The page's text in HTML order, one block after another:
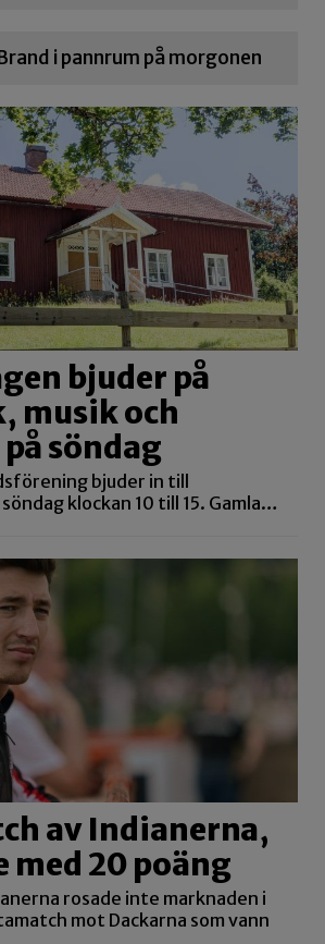
i pannrum på morgonen
bjuder på
musik och
söndag
bjuder in till
klockan 10 till 15. Gamla…
av Indianerna,
med 20 poäng
rosade inte marknaden i
mot Dackarna som vann